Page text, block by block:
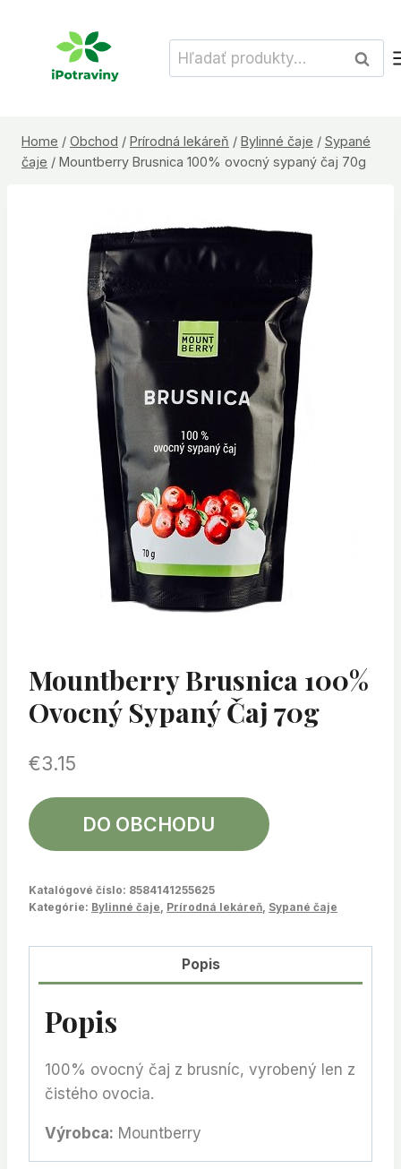
Hľadať:
Home / Obchod / Prírodná lekáreň / Bylinné čaje / Sypané
čaje / Mountberry Brusnica 100% ovocný sypaný čaj 70g
Mountberry Brusnica 100%
Ovocný Sypaný Čaj 70g
€3.15
DO OBCHODU
Katalógové číslo: 8584141255625
Kategórie: Bylinné čaje Prírodná lekáreň Sypané čaje
Popis
Popis
100% ovocný čaj z brusníc, vyrobený len z
čistého ovocia.
Výrobca: Mountberry